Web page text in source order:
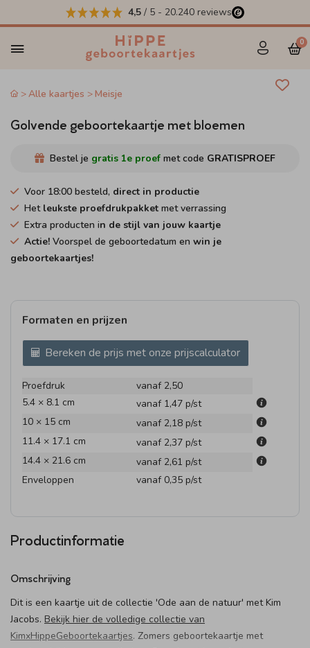
4,5 / 5 - 20.240 reviews
0
Alle kaartjes Meisje
Golvende geboortekaartje met bloemen
Bestel je gratis 1e proef met code GRATISPROEF
Voor 18:00 besteld, direct in productie
Het leukste proefdrukpakket met verrassing
Extra producten in de stijl van jouw kaartje
Actie! Voorspel de geboortedatum en win je
geboortekaartjes!
Formaten en prijzen
Bereken de prijs met onze prijscalculator
Proefdruk
vanaf 2,50
5.4 × 8.1 cm
vanaf 1,47 p/st
10 × 15 cm
vanaf 2,18 p/st
11.4 × 17.1 cm
vanaf 2,37 p/st
14.4 × 21.6 cm
vanaf 2,61 p/st
Enveloppen
vanaf 0,35 p/st
Productinformatie
Omschrijving
Dit is een kaartje uit de collectie 'Ode aan de natuur' met Kim
Jacobs. Bekijk hier de volledige collectie van
KimxHippeGeboortekaartjes. Zomers geboortekaartje met